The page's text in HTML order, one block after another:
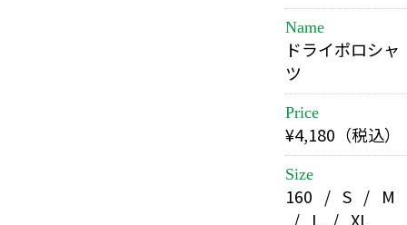
Name
ドライポロシャ
ツ
Price
¥4,180（税込）
Size
160 / S / M
/ L / XL